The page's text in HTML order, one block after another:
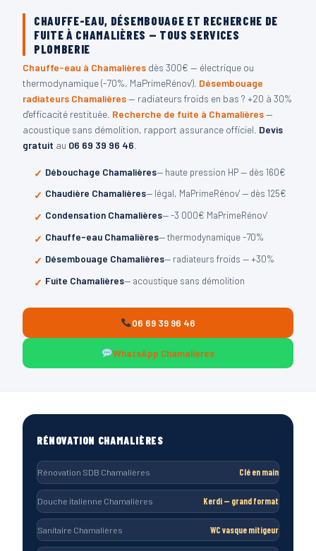
CHAUFFE-EAU, DÉSEMBOUAGE ET RECHERCHE DE
FUITE À CHAMALIÈRES — TOUS SERVICES
PLOMBERIE
Chauffe-eau à Chamalières dès 300€ — électrique ou
thermodynamique (-70%, MaPrimeRénov'). Désembouage
radiateurs Chamalières— radiateurs froids en bas ? +20 à 30%
d'efficacité restituée. Recherche de fuite à Chamalières—
acoustique sans démolition, rapport assurance officiel. Devis
gratuit au 06 69 39 96 46
Débouchage Chamalières— haute pression HP — dès 160€
Chaudière Chamalières— légal, MaPrimeRénov' — dès 125€
Condensation Chamalières— -3 000€ MaPrimeRénov'
Chauffe-eau Chamalières— thermodynamique -70%
Désembouage Chamalières— radiateurs froids — +30%
Fuite Chamalières— acoustique sans démolition
06 69 39 96 46
WhatsApp Chamalières
RÉNOVATION CHAMALIÈRES
Rénovation SDB Chamalières Clé en main
Douche italienne Chamalières Kerdi — grand format
Sanitaire Chamalières WC vasque mitigeur